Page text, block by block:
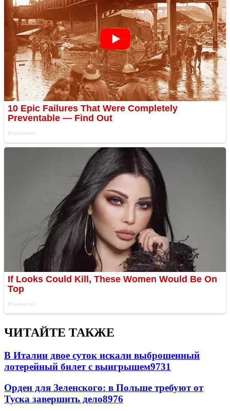
ЧИТАЙТЕ ТАКЖЕ
В Италии двое суток искали выброшенный
лотерейный билет с выигрышем9731
Орден для Зеленского: в Польше требуют от
Туска завершить дело8976